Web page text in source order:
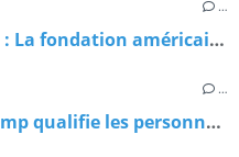
…
Family Watch International : La fondation américaine qui exporte l'homophobie dans le monde
…
Quand l'administration Trump qualifie les personnes trans de menaces terroristes : Chronique d'une escalade sans précédent